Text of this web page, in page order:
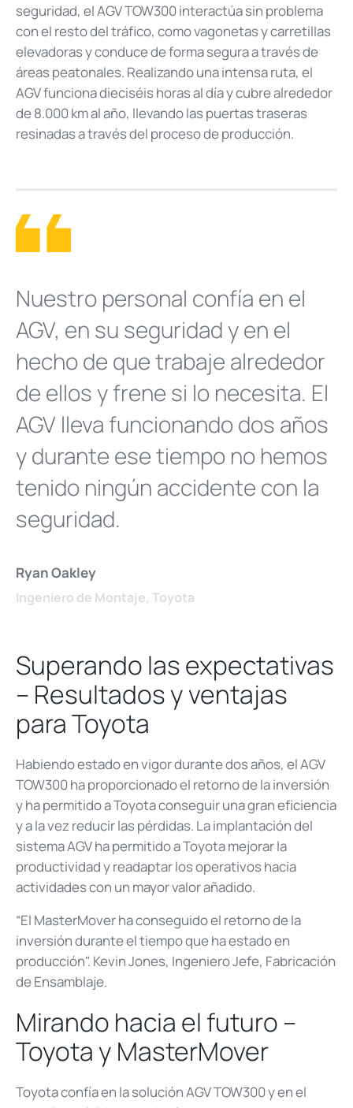
seguridad, el AGV TOW300 interactúa sin problema
con el resto del tráfico, como vagonetas y carretillas
elevadoras y conduce de forma segura a través de
áreas peatonales. Realizando una intensa ruta, el
AGV funciona dieciséis horas al día y cubre alrededor
de 8.000 km al año, llevando las puertas traseras
resinadas a través del proceso de producción.
Nuestro personal confía en el
AGV, en su seguridad y en el
hecho de que trabaje alrededor
de ellos y frene si lo necesita. El
AGV lleva funcionando dos años
y durante ese tiempo no hemos
tenido ningún accidente con la
seguridad.
Ryan Oakley
Ingeniero de Montaje, Toyota
Superando las expectativas
– Resultados y ventajas
para Toyota
Habiendo estado en vigor durante dos años, el AGV
TOW300 ha proporcionado el retorno de la inversión
y ha permitido a Toyota conseguir una gran eficiencia
y a la vez reducir las pérdidas. La implantación del
sistema AGV ha permitido a Toyota mejorar la
productividad y readaptar los operativos hacia
actividades con un mayor valor añadido.
“El MasterMover ha conseguido el retorno de la
inversión durante el tiempo que ha estado en
producción". Kevin Jones, Ingeniero Jefe, Fabricación
de Ensamblaje.
Mirando hacia el futuro –
Toyota y MasterMover
Toyota confía en la solución AGV TOW300 y en el